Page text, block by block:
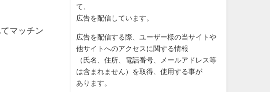
マッチン
て、
広告を配信しています。
広告を配信する際、ユーザー様の当サイトや
他サイトへのアクセスに関する情報
（氏名、住所、電話番号、メールアドレス等
は含まれません）を取得、使用する事が
あります。